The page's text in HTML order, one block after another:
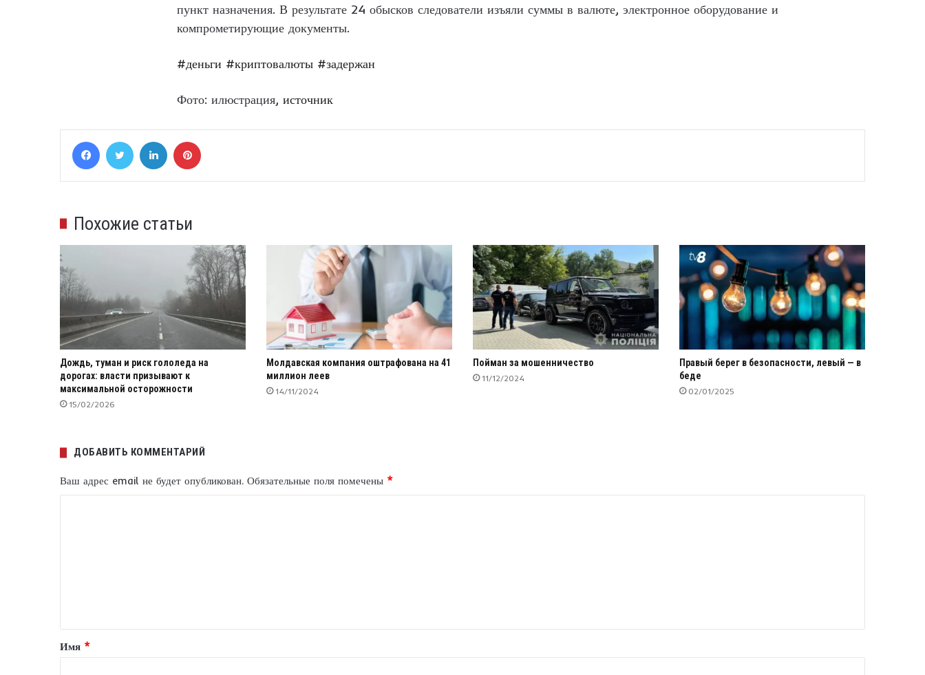
пункт назначения. В результате 24 обысков следователи изъяли суммы в валюте, электронное оборудование и
компрометирующие документы.
#деньги #криптовалюты #задержан
Фото: илюстрация, источник
FacebookTwitter LinkedIn
Похожие статьи
Дождь, туман и риск гололеда на
дорогах: власти призывают к
максимальной осторожности
15/02/2026
Молдавская компания оштрафована на 41
миллион леев
14/11/2024
Пойман за мошенничество
11/12/2024
Правый берег в безопасности, левый — в
беде
02/01/2025
ДОБАВИТЬ КОММЕНТАРИЙ
Ваш адрес email не будет опубликован. Обязательные поля помечены *
т
а
Имя *